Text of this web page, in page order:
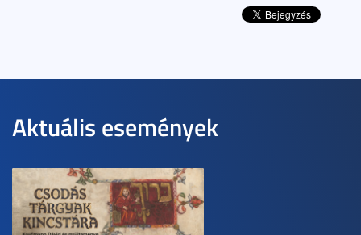
Aktuális események